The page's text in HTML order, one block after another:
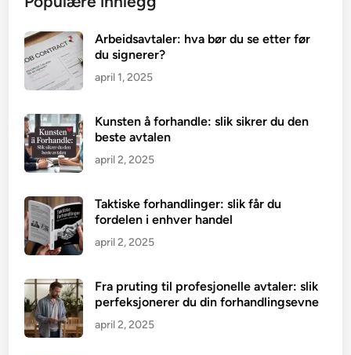
Arbeidsavtaler: hva bør du se etter før
du signerer?
april 1, 2025
Kunsten å forhandle: slik sikrer du den
beste avtalen
april 2, 2025
Taktiske forhandlinger: slik får du
fordelen i enhver handel
april 2, 2025
Fra pruting til profesjonelle avtaler: slik
perfeksjonerer du din forhandlingsevne
april 2, 2025